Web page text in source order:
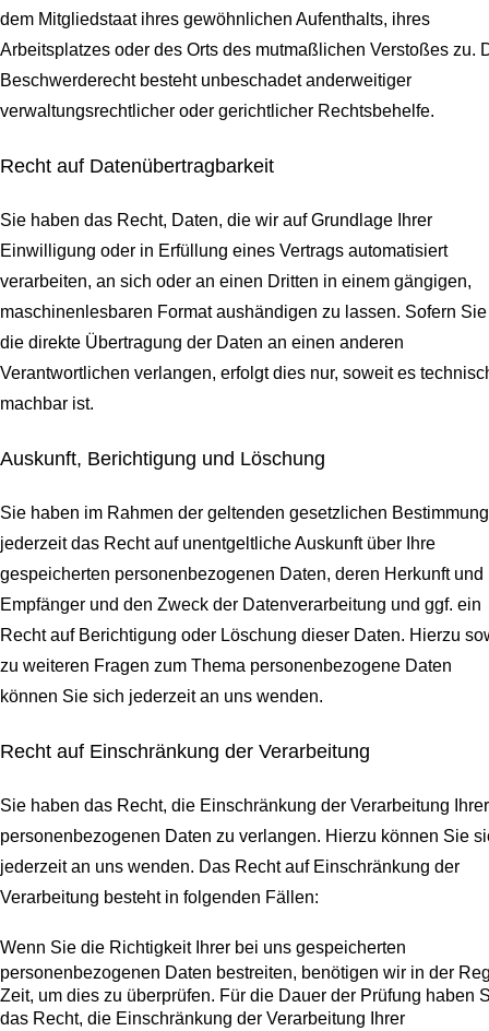
dem Mitgliedstaat ihres gewöhnlichen Aufenthalts, ihres
Arbeitsplatzes oder des Orts des mutmaßlichen Verstoßes zu.
Beschwerderecht besteht unbeschadet anderweitiger
verwaltungsrechtlicher oder gerichtlicher Rechtsbehelfe.
Recht auf Daten­übertrag­barkeit
Sie haben das Recht, Daten, die wir auf Grundlage Ihrer
Einwilligung oder in Erfüllung eines Vertrags automatisiert
verarbeiten, an sich oder an einen Dritten in einem gängigen,
maschinenlesbaren Format aushändigen zu lassen. Sofern Sie
die direkte Übertragung der Daten an einen anderen
Verantwortlichen verlangen, erfolgt dies nur, soweit es
machbar ist.
Auskunft, Berichtigung und Löschung
Sie haben im Rahmen der geltenden gesetzlichen
jederzeit das Recht auf unentgeltliche Auskunft über Ihre
gespeicherten personenbezogenen Daten, deren Herkunft und
Empfänger und den Zweck der Datenverarbeitung und ggf. ein
Recht auf Berichtigung oder Löschung dieser Daten. Hierzu
zu weiteren Fragen zum Thema personenbezogene Daten
können Sie sich jederzeit an uns wenden.
Recht auf Einschränkung der Verarbeitung
Sie haben das Recht, die Einschränkung der Verarbeitung Ihrer
personenbezogenen Daten zu verlangen. Hierzu können Sie
jederzeit an uns wenden. Das Recht auf Einschränkung der
Verarbeitung besteht in folgenden Fällen:
Wenn Sie die Richtigkeit Ihrer bei uns gespeicherten
personenbezogenen Daten bestreiten, benötigen wir in der
Zeit, um dies zu überprüfen. Für die Dauer der Prüfung haben
das Recht, die Einschränkung der Verarbeitung Ihrer